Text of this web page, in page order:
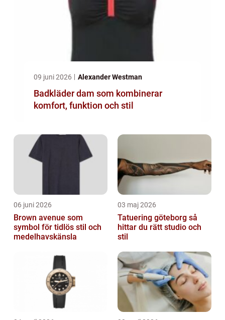
09 juni 2026 Alexander Westman
Badkläder dam som kombinerar
komfort, funktion och stil
06 juni 2026
Brown avenue som
symbol för tidlös stil och
medelhavskänsla
03 maj 2026
Tatuering göteborg så
hittar du rätt studio och
stil